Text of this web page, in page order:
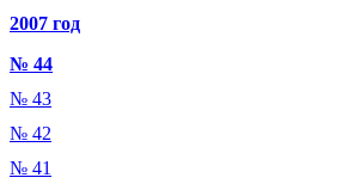
2007 год
№ 44
№ 43
№ 42
№ 41